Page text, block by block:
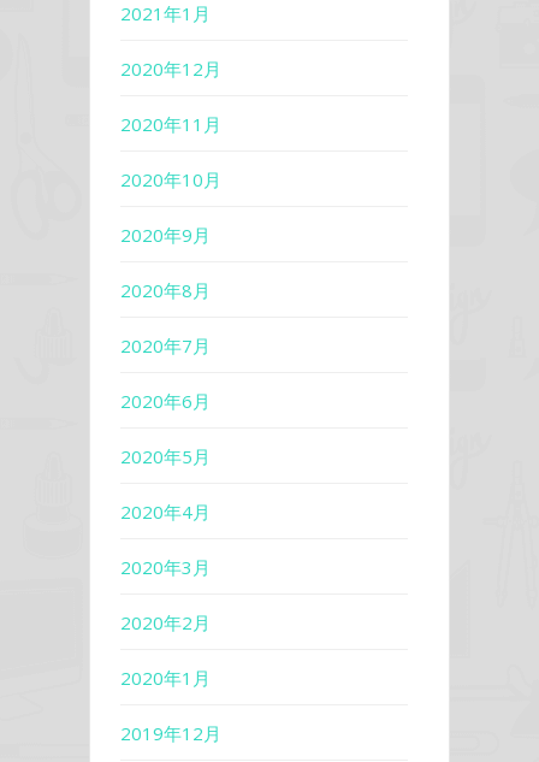
2021年1月
2020年12月
2020年11月
2020年10月
2020年9月
2020年8月
2020年7月
2020年6月
2020年5月
2020年4月
2020年3月
2020年2月
2020年1月
2019年12月